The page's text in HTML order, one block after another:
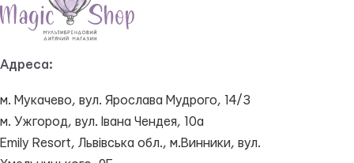
Адреса:
м. Мукачево, вул. Ярослава Мудрого, 14/3
м. Ужгород, вул. Івана Чендея, 10а
Emily Resort, Львівська обл., м.Винники, вул.